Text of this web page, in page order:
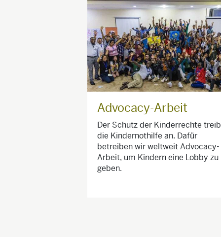
Advocacy-Arbeit
Der Schutz der Kinderrechte
die Kindernothilfe an. Dafür
betreiben wir weltweit Advocacy-
Arbeit, um Kindern eine Lobby zu
geben.